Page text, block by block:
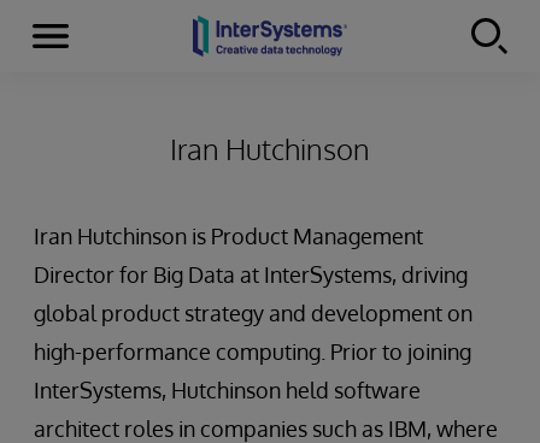
Skip to content
Menu
Iran Hutchinson
Iran Hutchinson is Product Management
Director for Big Data at InterSystems, driving
global product strategy and development on
high-performance computing. Prior to joining
InterSystems, Hutchinson held software
architect roles in companies such as IBM, where